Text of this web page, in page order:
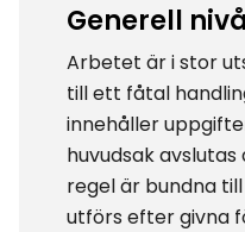
Generell
Arbetet är i stor
till ett fåtal
innehåller
huvudsak
regel är bundna
utförs efter givna